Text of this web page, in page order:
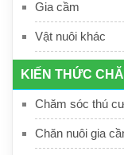
Gia cầm
Vật nuôi khác
KIẾN THỨC
Chăm sóc thú
Chăn nuôi gia